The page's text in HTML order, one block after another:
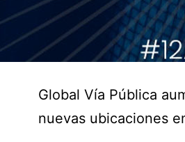
Global Vía Pública
nuevas ubicaciones